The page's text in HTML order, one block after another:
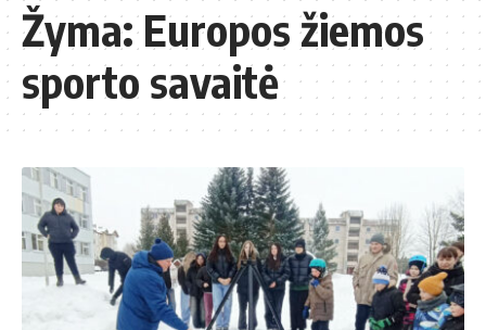
Žyma:Europos žiemos
sporto savaitė